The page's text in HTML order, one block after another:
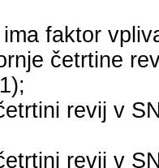
faktor
četrtine
revij v
revij v